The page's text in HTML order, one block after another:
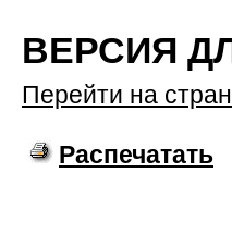
ВЕРСИЯ
Перейти на
Распечатать